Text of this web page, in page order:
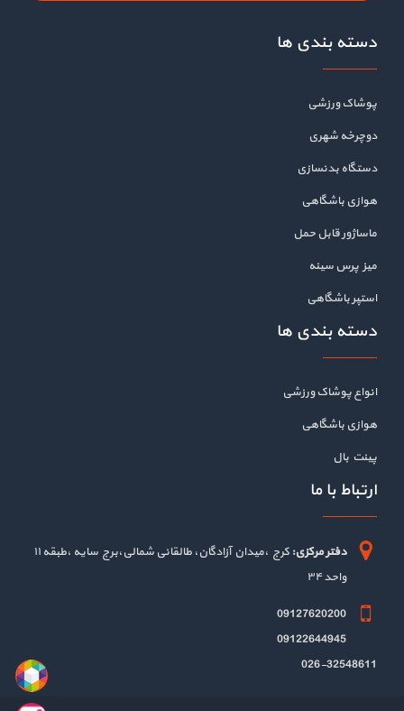
دسته بندی ها
پوشاک ورزشی
دوچرخه شهری
دستگاه بدنسازی
هوازی باشگاهی
ماساژور قابل حمل
میز پرس سینه
استپر باشگاهی
دسته بندی ها
انواع پوشاک ورزشی
هوازی باشگاهی
پینت بال
ارتباط با ما
دفتر مرکزی:
کرج ،میدان آزادگان، طالقانی شمالی،برج سایه ،طبقه ۱۱
واحد ۳۴
09127620200
09122644945
026-32548611